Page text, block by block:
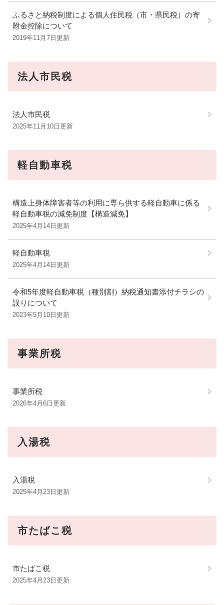
ふるさと納税制度による個人住民税（市・県民税）の寄
附金控除について
2019年11月7日更新
法人市民税
法人市民税
2025年11月10日更新
軽自動車税
構造上身体障害者等の利用に専ら供する軽自動車に係る
軽自動車税の減免制度【構造減免】
2025年4月14日更新
軽自動車税
2025年4月14日更新
令和5年度軽自動車税（種別割）納税通知書添付チラシの
誤りについて
2023年5月10日更新
事業所税
事業所税
2026年4月6日更新
入湯税
入湯税
2025年4月23日更新
市たばこ税
市たばこ税
2025年4月23日更新